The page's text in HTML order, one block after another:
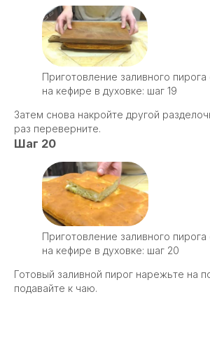
Приготовление заливного пирога
на кефире в духовке: шаг 19
Затем снова накройте другой
раз переверните.
Шаг 20
Приготовление заливного пирога
на кефире в духовке: шаг 20
Готовый заливной пирог нарежьте на
подавайте к чаю.